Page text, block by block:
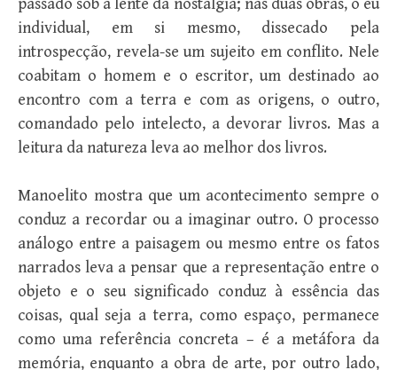
passado sob a lente da nostalgia; nas duas obras, o eu
individual, em si mesmo, dissecado pela
introspecção, revela-se um sujeito em conflito. Nele
coabitam o homem e o escritor, um destinado ao
encontro com a terra e com as origens, o outro,
comandado pelo intelecto, a devorar livros. Mas a
leitura da natureza leva ao melhor dos livros.
Manoelito mostra que um acontecimento sempre o
conduz a recordar ou a imaginar outro. O processo
análogo entre a paisagem ou mesmo entre os fatos
narrados leva a pensar que a representação entre o
objeto e o seu significado conduz à essência das
coisas, qual seja a terra, como espaço, permanece
como uma referência concreta – é a metáfora da
memória, enquanto a obra de arte, por outro lado,